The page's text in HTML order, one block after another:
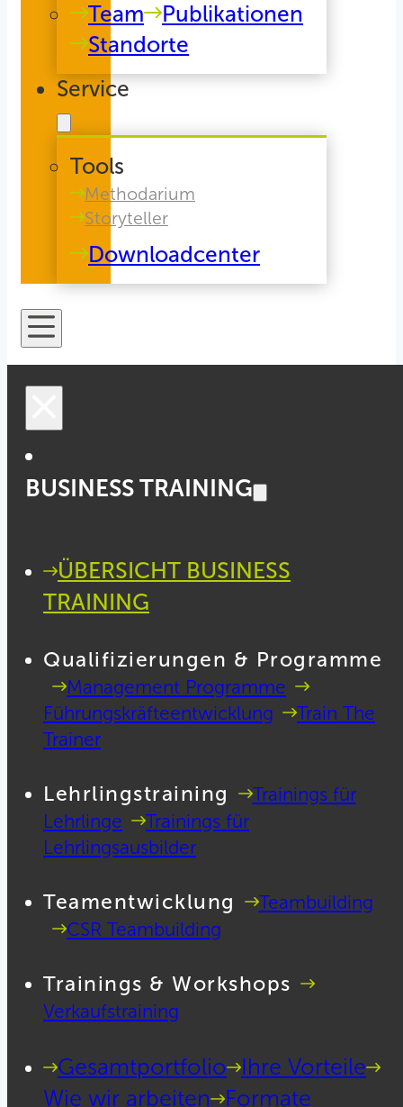
Team
Publikationen
Standorte
Service
Tools
Methodarium
Storyteller
Downloadcenter
BUSINESS TRAINING
ÜBERSICHT BUSINESS
TRAINING
Qualifizierungen & Programme
Management Programme
Führungskräfteentwicklung
Train The
Trainer
Lehrlingstraining
Trainings für
Lehrlinge
Trainings für
Lehrlingsausbilder
Teamentwicklung
Teambuilding
CSR Teambuilding
Trainings & Workshops
Verkaufstraining
Gesamtportfolio
Ihre Vorteile
Wie wir arbeiten
Formate